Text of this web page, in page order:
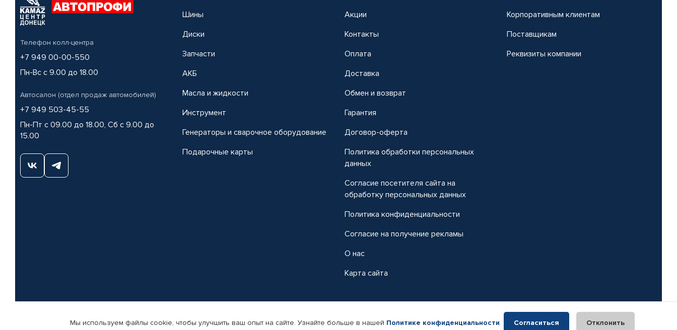
Телефон колл-центра
+7 949 00-00-550
Пн-Вс с 9.00 до 18.00
Автосалон (отдел продаж автомобилей)
+7 949 503-45-55
Пн-Пт с 09.00 до 18.00, Сб с 9.00 до
15.00
Шины
Диски
Запчасти
АКБ
Масла и жидкости
Инструмент
Генераторы и сварочное оборудование
Подарочные карты
Акции
Контакты
Оплата
Доставка
Обмен и возврат
Гарантия
Договор-оферта
Политика обработки персональных
данных
Согласие посетителя сайта на
обработку персональных данных
Политика конфиденциальности
Согласие на получение рекламы
О нас
Карта сайта
Корпоративным клиентам
Поставщикам
Реквизиты компании
© КАМАЗ ЦЕНТР ДОНЕЦК, 2015-2026. Все права защищены. Интернет-магазин автомобильных товаров Автопрофи.
Мы используем файлы cookie, чтобы улучшить ваш опыт на сайте. Узнайте больше в нашей Политике конфиденциальности. Согласиться Отклонить